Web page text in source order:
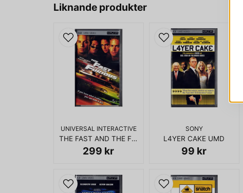
Liknande produkter
UNIVERSAL INTERACTIVE
THE FAST AND THE FURIOUS UMD FILM
299 kr
SONY
L4YER CAKE UMD
99 kr